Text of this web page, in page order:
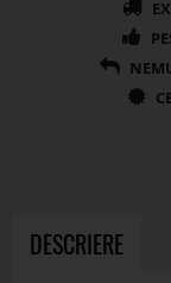
DESCRIERE